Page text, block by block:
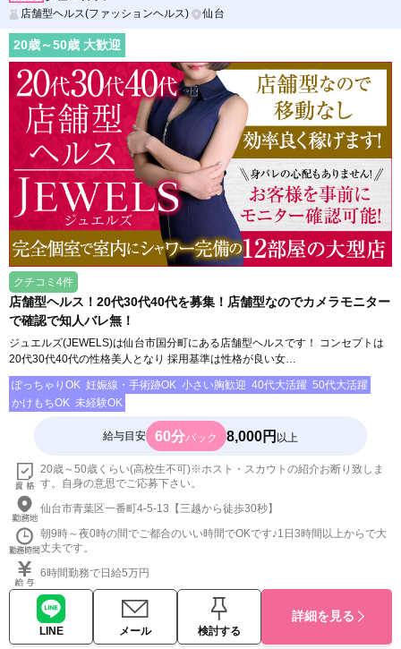
店舗型ヘルス(ファッションヘルス) 仙台
20歳～50歳 大歓迎
クチコミ4件
店舗型ヘルス！20代30代40代を募集！店舗型なのでカメラモニター
で確認で知人バレ無！
ジュエルズ(JEWELS)は仙台市国分町にある店舗型ヘルスです！ コンセプトは
20代30代40代の性格美人となり 採用基準は性格が良い女…
ぽっちゃりOK 妊娠線・手術跡OK 小さい胸歓迎 40代大活躍 50代大活躍
かけもちOK 未経験OK
給与目安 60分バック 8,000円 以上
20歳～50歳くらい(高校生不可)※ホスト・スカウトの紹介お断り致しま
す。自身の意思でご応募下さい。
仙台市青葉区一番町4-5-13【三越から徒歩30秒】
朝9時～夜0時の間でご都合のいい時間でOKです♪1日3時間以上からで大
丈夫です。
6時間勤務で日給5万円
LINE メール 検討する
詳細を見る